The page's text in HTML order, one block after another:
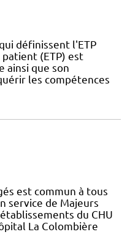
définissent l'ETP
(ETP) est
ainsi que son
les compétences
est commun à tous
service de Majeurs
du CHU
La Colombière